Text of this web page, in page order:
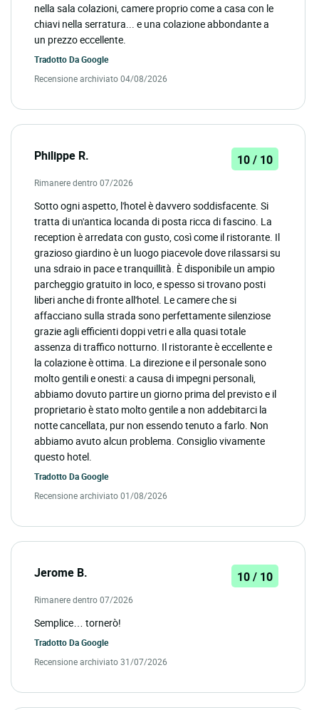
nella sala colazioni, camere proprio come a casa con le
chiavi nella serratura... e una colazione abbondante a
un prezzo eccellente.
Tradotto DaGoogle
Recensione archiviato 04/08/2026
Philippe R. 10 / 10
Rimanere dentro 07/2026
Sotto ogni aspetto, l'hotel è davvero soddisfacente. Si
tratta di un'antica locanda di posta ricca di fascino. La
reception è arredata con gusto, così come il ristorante. Il
grazioso giardino è un luogo piacevole dove rilassarsi su
una sdraio in pace e tranquillità. È disponibile un ampio
parcheggio gratuito in loco, e spesso si trovano posti
liberi anche di fronte all'hotel. Le camere che si
affacciano sulla strada sono perfettamente silenziose
grazie agli efficienti doppi vetri e alla quasi totale
assenza di traffico notturno. Il ristorante è eccellente e
la colazione è ottima. La direzione e il personale sono
molto gentili e onesti: a causa di impegni personali,
abbiamo dovuto partire un giorno prima del previsto e il
proprietario è stato molto gentile a non addebitarci la
notte cancellata, pur non essendo tenuto a farlo. Non
abbiamo avuto alcun problema. Consiglio vivamente
questo hotel.
Tradotto DaGoogle
Recensione archiviato 01/08/2026
Jerome B. 10 / 10
Rimanere dentro 07/2026
Semplice… tornerò!
Tradotto DaGoogle
Recensione archiviato 31/07/2026